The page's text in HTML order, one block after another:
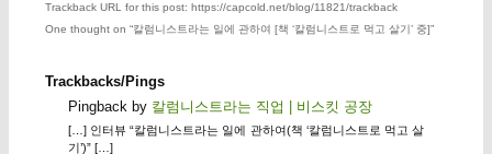
Trackback URL for this post: https://capcold.net/blog/11821/trackback
One thought on “칼럼니스트라는 일에 관하여 [책 ‘칼럼니스트로 먹고 살기’ 중]”
Trackbacks/Pings
Pingback by 칼럼니스트라는 직업 | 비스킷 공장
[…] 인터뷰 “칼럼니스트라는 일에 관하여(책 ‘칼럼니스트로 먹고 살
기’)” […]